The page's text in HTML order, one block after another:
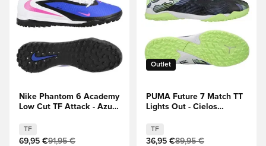
Nike Phantom 6 Academy
Low Cut TF Attack - Azul
rosa/Blanco
TF
69,95 €91,95 €
Outlet
PUMA Future 7 Match TT
Lights Out - Cielos
White/Manzana gaseosa
TF
36,95 €89,95 €